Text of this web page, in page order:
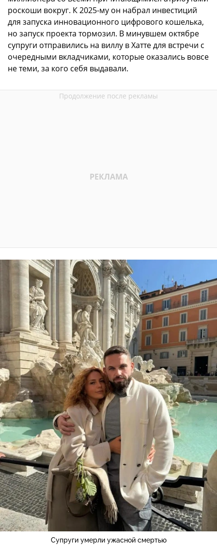
роскоши вокруг. К 2025-му он набрал инвестиций
для запуска инновационного цифрового кошелька,
но запуск проекта тормозил. В минувшем октябре
супруги отправились на виллу в Хатте для встречи с
очередными вкладчиками, которые оказались вовсе
не теми, за кого себя выдавали.
Супруги умерли ужасной смертью